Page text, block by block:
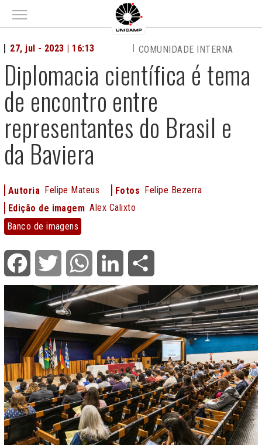
Main menu
Diplomacia científica é tema
de encontro entre
representantes do Brasil e
da Baviera
27, jul - 2023 | 16:13 COMUNIDADE INTERNA
Autoria Felipe Mateus Fotos Felipe Bezerra
Edição de imagem Alex Calixto
Banco
de
imagens
Banco de imagens
Facebook Twitter WhatsApp LinkedIn